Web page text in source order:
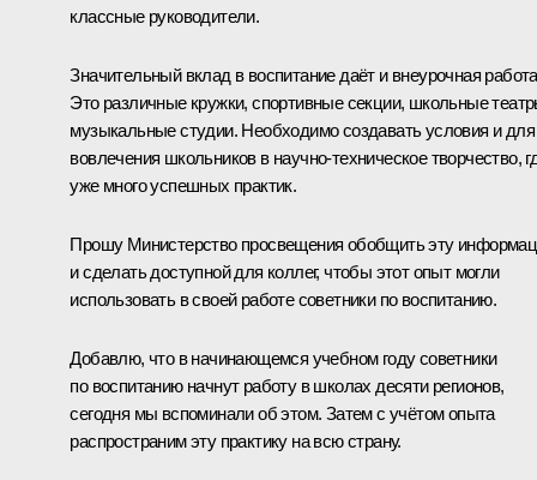
классные руководители.
Значительный вклад в воспитание даёт и внеурочная
Это различные кружки, спортивные секции, школьные
музыкальные студии. Необходимо создавать условия и для
вовлечения школьников в научно-техническое творчество,
уже много успешных практик.
Прошу Министерство просвещения обобщить эту
и сделать доступной для коллег, чтобы этот опыт могли
использовать в своей работе советники по воспитанию.
Добавлю, что в начинающемся учебном году советники
по воспитанию начнут работу в школах десяти регионов,
сегодня мы вспоминали об этом. Затем с учётом опыта
распространим эту практику на всю страну.